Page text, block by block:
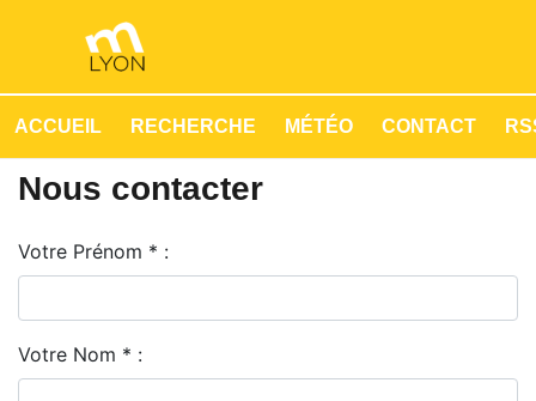
ACCUEIL RECHERCHE MÉTÉO CONTACT
Nous contacter
Votre Prénom * :
Votre Nom * :